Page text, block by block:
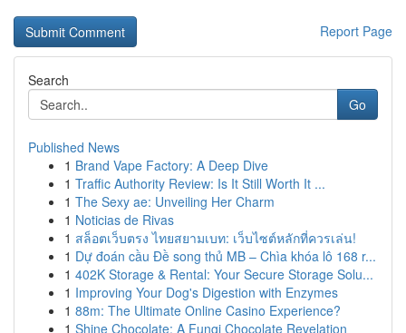
Report Page
Search
Go
Published News
1 Brand Vape Factory: A Deep Dive
1 Traffic Authority Review: Is It Still Worth It ...
1 The Sexy ae: Unveiling Her Charm
1 Noticias de Rivas
1 สล็อตเว็บตรง ไทยสยามเบท: เว็บไซต์หลักที่ควรเล่น!
1 Dự đoán cầu Đề song thủ MB – Chìa khóa lô 168 r...
1 402K Storage & Rental: Your Secure Storage Solu...
1 Improving Your Dog's Digestion with Enzymes
1 88m: The Ultimate Online Casino Experience?
1 Shine Chocolate: A Fungi Chocolate Revelation